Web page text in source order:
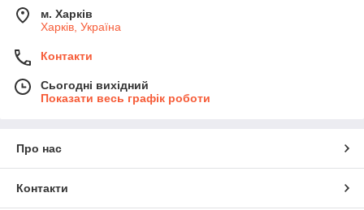
м. Харків
Харків, Україна
Контакти
Сьогодні вихідний
Показати весь графік роботи
Про нас
Контакти